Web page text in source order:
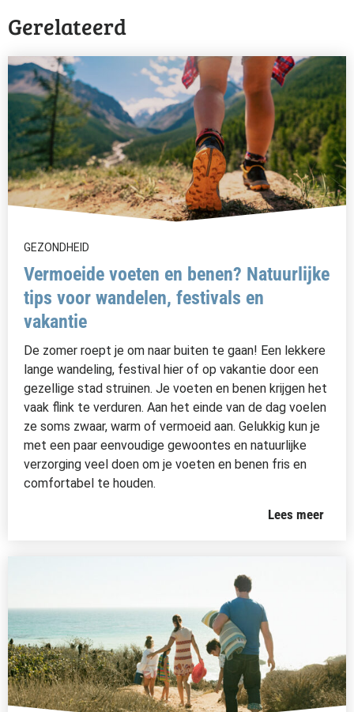
Gerelateerd
GEZONDHEID
Vermoeide voeten en benen? Natuurlijke
tips voor wandelen, festivals en
vakantie
De zomer roept je om naar buiten te gaan! Een lekkere
lange wandeling, festival hier of op vakantie door een
gezellige stad struinen. Je voeten en benen krijgen het
vaak flink te verduren. Aan het einde van de dag voelen
ze soms zwaar, warm of vermoeid aan. Gelukkig kun je
met een paar eenvoudige gewoontes en natuurlijke
verzorging veel doen om je voeten en benen fris en
comfortabel te houden.
Lees meer